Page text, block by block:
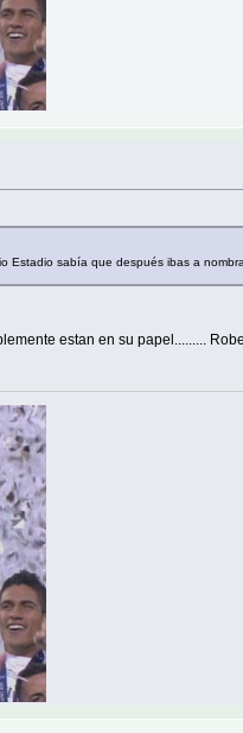
Estadio sabía que después ibas a
estan en su papel.........